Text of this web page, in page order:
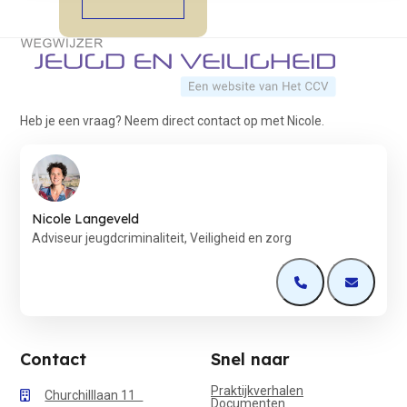
Terug naar de startpagina
Heb je een vraag? Neem direct contact op met Nicole.
Nicole Langeveld
Adviseur jeugdcriminaliteit, Veiligheid en zorg
Open deOpen de
Contact
Churchilllaan 11
Snel naar
Praktijkverhalen
Documenten